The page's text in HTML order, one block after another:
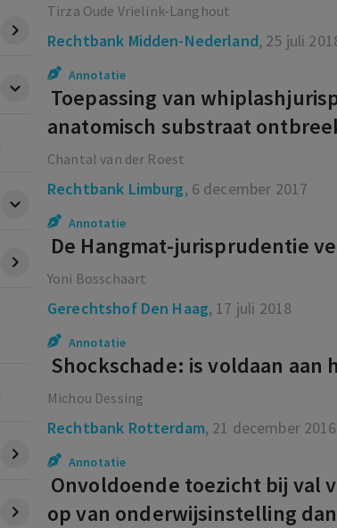
Tirza Oude Vrielink-Langhout
Rechtbank Midden-Nederland, 25 juli
Annotatie
Toepassing van
anatomisch substraat
Chantal van der Roest
Rechtbank Limburg, 6 december 2017
Annotatie
De Hangmat-jurisprudentie
Yoni Bosschaart
Gerechtshof Den Haag, 17 juli 2018
Annotatie
Shockschade: is voldaan
Michou Dessing
Rechtbank Rotterdam, 21 december 2016
Annotatie
Onvoldoende toezicht bij val
op van onderwijsinstelling